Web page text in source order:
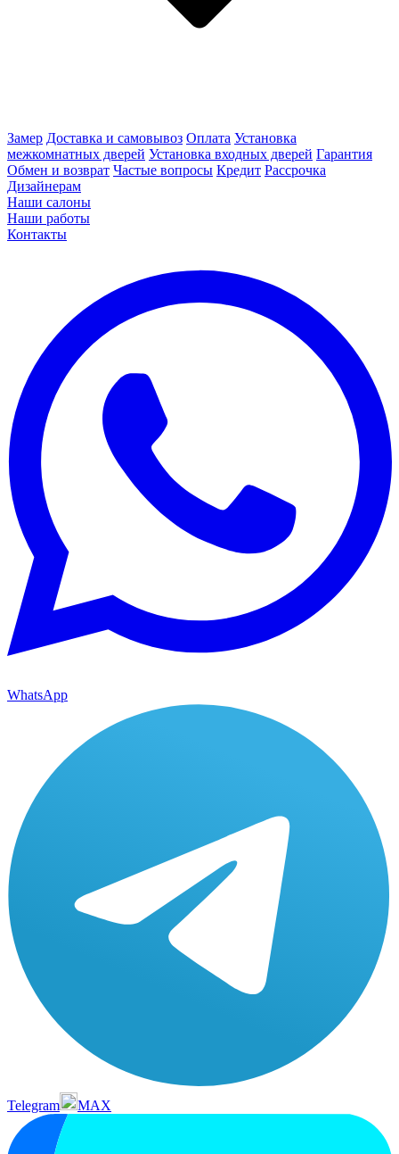
Замер Доставка и самовывоз Оплата Установка
межкомнатных дверей Установка входных дверей Гарантия
Обмен и возврат Частые вопросы Кредит Рассрочка
Дизайнерам
Наши салоны
Наши работы
Контакты
WhatsApp
Telegram MAX